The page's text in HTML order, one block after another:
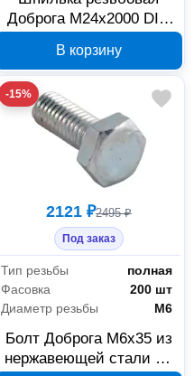
3
3
Доброга М24х2000 DIN
00034150
В корзину
-15%
2121 ₽2495 ₽
Под заказ
Тип резьбы
полная
Фасовка
200 шт
Диаметр резьбы
М6
Болт Доброга М6x35 из
нержавеющей стали А2